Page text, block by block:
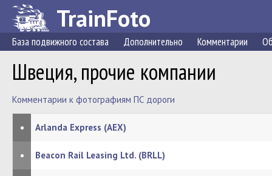
TrainFoto
База подвижного состава Дополнительно Комментарии
Швеция, прочие компании
Комментарии к фотографиям ПС дороги
• Arlanda Express (AEX)
• Beacon Rail Leasing Ltd. (BRLL)